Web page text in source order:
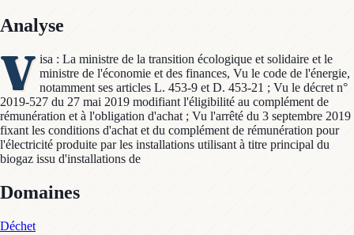
Analyse
V isa : La ministre de la transition écologique et solidaire et le
ministre de l'économie et des finances, Vu le code de l'énergie,
notamment ses articles L. 453-9 et D. 453-21 ; Vu le décret n°
2019-527 du 27 mai 2019 modifiant l'éligibilité au complément de
rémunération et à l'obligation d'achat ; Vu l'arrêté du 3 septembre 2019
fixant les conditions d'achat et du complément de rémunération pour
l'électricité produite par les installations utilisant à titre principal du
biogaz issu d'installations de
Domaines
Déchet